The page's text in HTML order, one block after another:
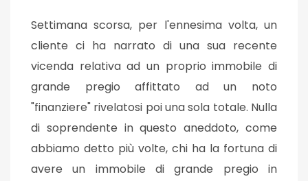
Settimana scorsa, per l'ennesima volta, un
cliente ci ha narrato di una sua recente
vicenda relativa ad un proprio immobile di
grande pregio affittato ad un noto
"finanziere" rivelatosi poi una sola totale. Nulla
di soprendente in questo aneddoto, come
abbiamo detto più volte, chi ha la fortuna di
avere un immobile di grande pregio in